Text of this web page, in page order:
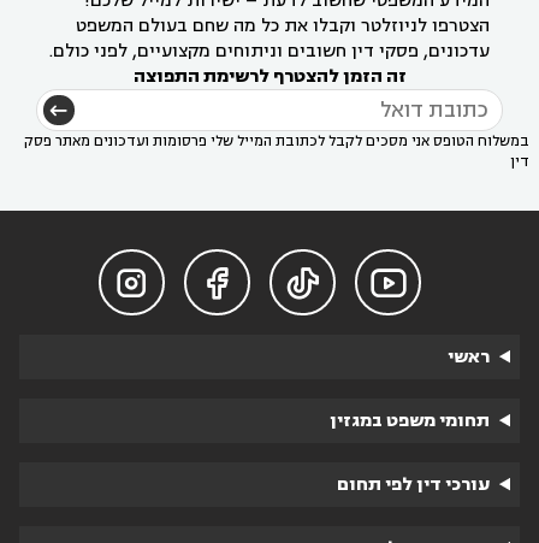
הצטרפו לניוזלטר וקבלו את כל מה שחם בעולם המשפט
עדכונים, פסקי דין חשובים וניתוחים מקצועיים, לפני כולם.
זה הזמן להצטרף לרשימת התפוצה
במשלוח הטופס אני מסכים לקבל לכתובת המייל שלי פרסומות ועדכונים מאתר פסק
דין




ראשי
תחומי משפט במגזין
עורכי דין לפי תחום